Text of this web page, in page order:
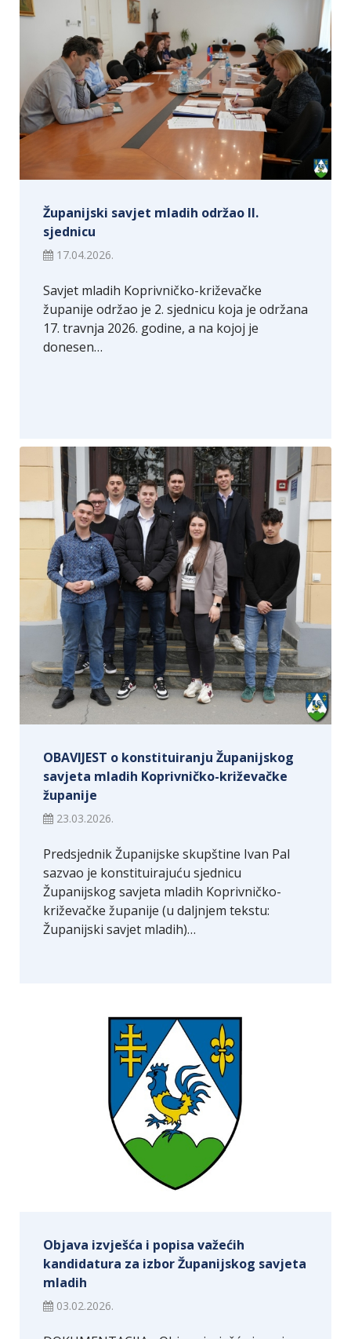
Županijski savjet mladih održao II.
sjednicu
17.04.2026.
Savjet mladih Koprivničko-križevačke
županije održao je 2. sjednicu koja je održana
17. travnja 2026. godine, a na kojoj je
donesen…
OBAVIJEST o konstituiranju Županijskog
savjeta mladih Koprivničko-križevačke
županije
23.03.2026.
Predsjednik Županijske skupštine Ivan Pal
sazvao je konstituirajuću sjednicu
Županijskog savjeta mladih Koprivničko-
križevačke županije (u daljnjem tekstu:
Županijski savjet mladih)…
Objava izvješća i popisa važećih
kandidatura za izbor Županijskog savjeta
mladih
03.02.2026.